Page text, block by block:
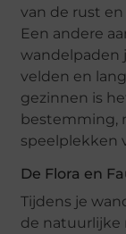
van de rust
Een andere
wandelpaden
velden en
gezinnen is
bestemming,
speelplekken
De Flora en
Tijdens je
de natuurlijke